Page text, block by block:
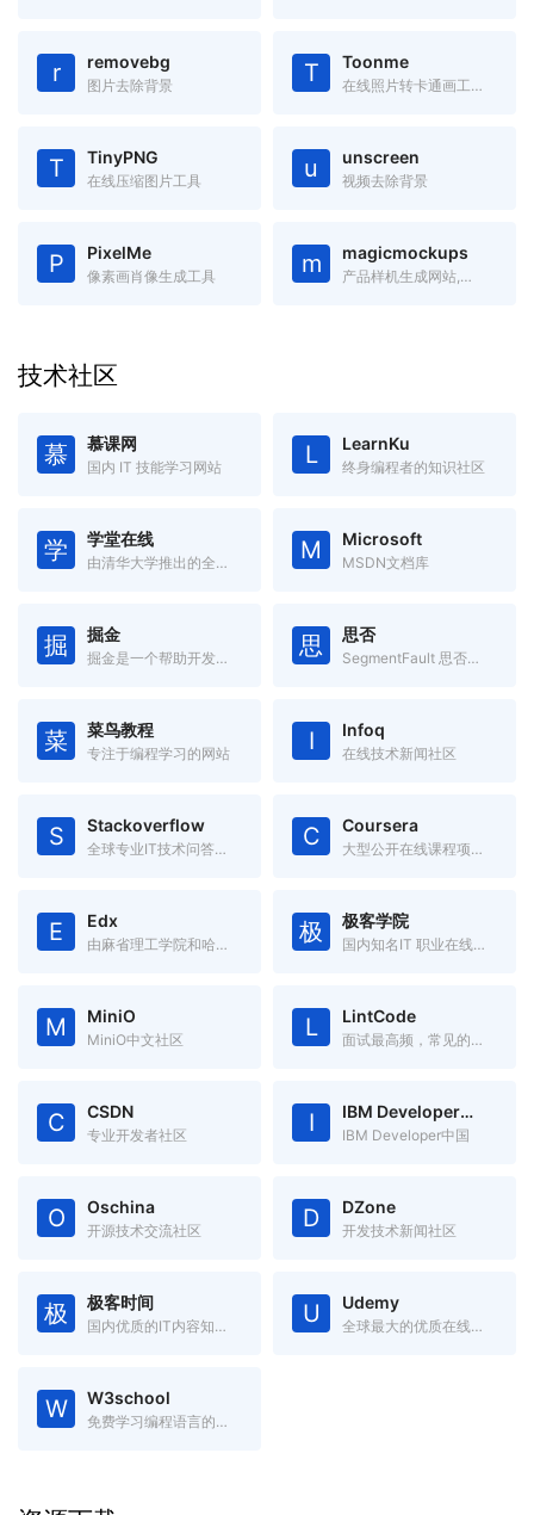
r removebg
图片去除背景 T Toonme
在线照片转卡通画工具-Toonme
T TinyPNG
在线压缩图片工具 u unscreen
视频去除背景
P PixelMe
像素画肖像生成工具 m magicmockups
产品样机生成网站,里面有手机、电脑、平板等产品的样机图,只需要添加图片,就可以将图片嵌入到样机中
技术社区
慕 慕课网
国内 IT 技能学习网站 L LearnKu
终身编程者的知识社区
学 学堂在线
由清华大学推出的全球首个中文大规模开放在线课堂平台。 M Microsoft
MSDN文档库
掘 掘金
掘金是一个帮助开发者成长的社区，是一个面向互联网技术人的内容分享平台。 思 思否
SegmentFault 思否是中国领先的开发者技术社区
菜 菜鸟教程
专注于编程学习的网站 I Infoq
在线技术新闻社区
S Stackoverflow
全球专业IT技术问答社区 C Coursera
大型公开在线课程项目，由美国斯坦福大学两名计算机科学教授创办。
E Edx
由麻省理工学院和哈佛大学联合创办的大规模开放在线课堂平台。 极 极客学院
国内知名IT 职业在线教育平台
M MiniO
MiniO中文社区 L LintCode
面试最高频，常见的编程题目
C CSDN
专业开发者社区 I IBM Developer中国
IBM Developer中国
O Oschina
开源技术交流社区 D DZone
开发技术新闻社区
极 极客时间
国内优质的IT内容知识服务 U Udemy
全球最大的优质在线课程网站
W W3school
免费学习编程语言的在线学习网站